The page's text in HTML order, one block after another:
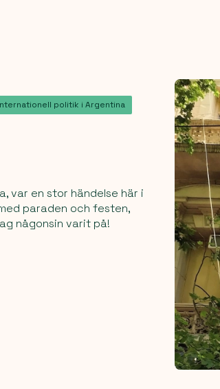
politik i Argentina
var en stor händelse här i
paraden och festen,
någonsin varit på!